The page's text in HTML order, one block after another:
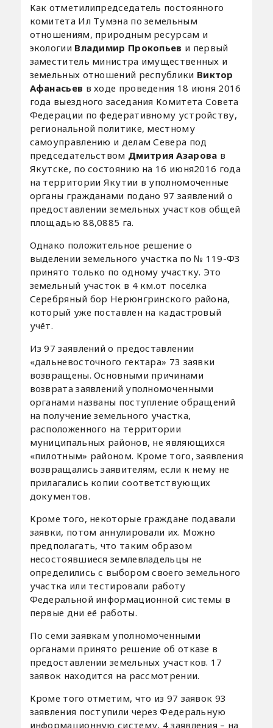
Как отметилипредседатель постоянного
комитета Ил Тумэна по земельным
отношениям, природным ресурсам и
экологии Владимир Прокопьев и первый
заместитель министра имущественных и
земельных отношений республики Виктор
Афанасьев в ходе проведения 18 июня 2016
года выездного заседания Комитета Совета
Федерации по федеративному устройству,
региональной политике, местному
самоуправлению и делам Севера под
председательством Дмитрия Азарова в
Якутске, по состоянию на 16 июня2016 года
на территории Якутии в уполномоченные
органы гражданами подано 97 заявлений о
предоставлении земельных участков общей
площадью 88,0885 га.
Однако положительное решение о
выделении земельного участка по № 119-ФЗ
принято только по одному участку. Это
земельный участок в 4 км.от посёлка
Серебряный бор Нерюнгринского района,
который уже поставлен на кадастровый
учёт.
Из 97 заявлений о предоставлении
«дальневосточного гектара» 73 заявки
возвращены. Основными причинами
возврата заявлений уполномоченными
органами названы поступление обращений
на получение земельного участка,
расположенного на территории
муниципальных районов, не являющихся
«пилотным» районом. Кроме того, заявления
возвращались заявителям, если к нему не
прилагались копии соответствующих
документов.
Кроме того, некоторые граждане подавали
заявки, потом аннулировали их. Можно
предполагать, что таким образом
несостоявшиеся землевладельцы не
определились с выбором своего земельного
участка или тестировали работу
Федеральной информационной системы в
первые дни её работы.
По семи заявкам уполномоченными
органами принято решение об отказе в
предоставлении земельных участков. 17
заявок находится на рассмотрении.
Кроме того отметим, что из 97 заявок 93
заявления поступили через Федеральную
информационную систему, 4 заявления – на